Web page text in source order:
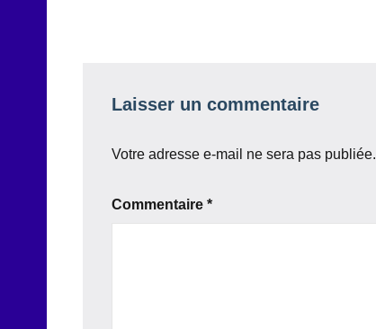
Laisser un commentaire
Votre adresse e-mail ne sera pas publiée.
Commentaire *